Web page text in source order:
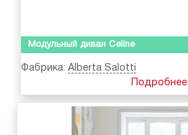
Модульный диван Celine
Фабрика: Alberta Salotti
Подробнее